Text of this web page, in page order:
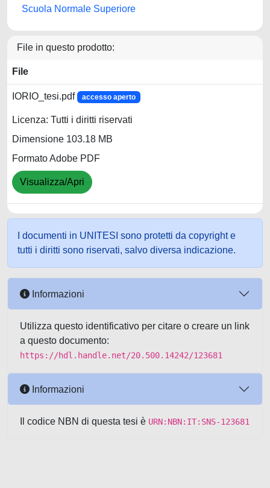
Scuola Normale Superiore
File in questo prodotto:
File
IORIO_tesi.pdf accesso aperto
Licenza: Tutti i diritti riservati
Dimensione 103.18 MB
Formato Adobe PDF
Visualizza/Apri
I documenti in UNITESI sono protetti da copyright e
tutti i diritti sono riservati, salvo diversa indicazione.
Informazioni
Utilizza questo identificativo per citare o creare un link
a questo documento:
https://hdl.handle.net/20.500.14242/123681
Informazioni
Il codice NBN di questa tesi è URN:NBN:IT:SNS-123681